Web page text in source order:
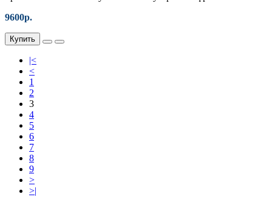
9600р.
Купить
|<
<
1
2
3
4
5
6
7
8
9
>
>|